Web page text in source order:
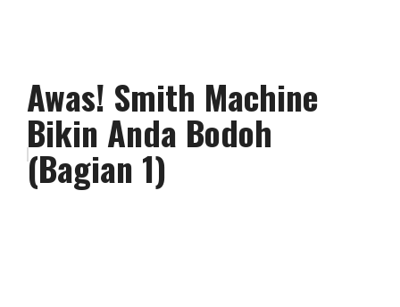
Awas! Smith Machine
Bikin Anda Bodoh
(Bagian 1)